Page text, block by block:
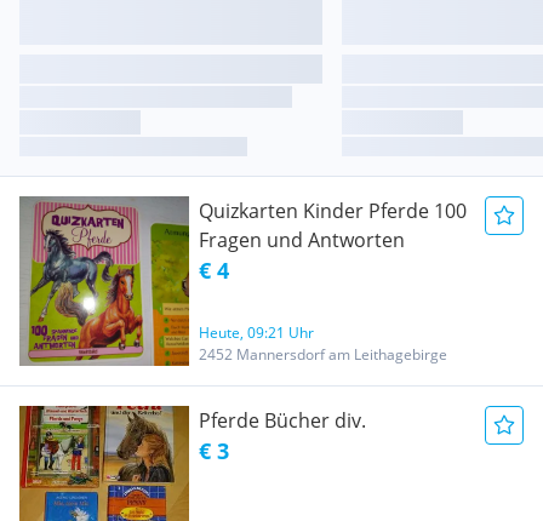
Quizkarten Kinder Pferde 100
Fragen und Antworten
€ 4
Heute, 09:21 Uhr
2452 Mannersdorf am Leithagebirge
Pferde Bücher div.
€ 3